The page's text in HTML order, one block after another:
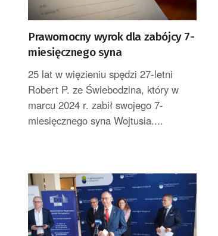
Prawomocny wyrok dla zabójcy 7-
miesięcznego syna
25 lat w więzieniu spędzi 27-letni
Robert P. ze Świebodzina, który w
marcu 2024 r. zabił swojego 7-
miesięcznego syna Wojtusia....